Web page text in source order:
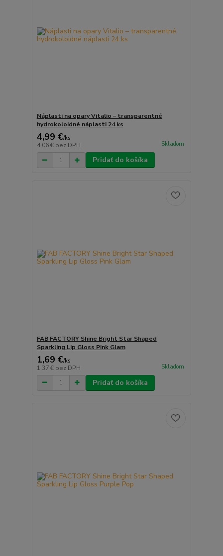
Náplasti na opary Vitalio – transparentné
hydrokoloidné náplasti 24 ks
4,99 €/ks
4,06 € bez DPH Skladom
Pridať do košíka
FAB FACTORY Shine Bright Star Shaped
Sparkling Lip Gloss Pink Glam
1,69 €/ks
1,37 € bez DPH Skladom
Pridať do košíka